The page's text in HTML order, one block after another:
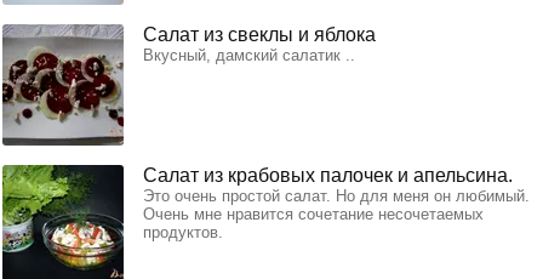
Салат из свеклы и яблока
Вкусный, дамский салатик ..
Салат из крабовых палочек и апельсина.
Это очень простой салат. Но для меня он любимый.
Очень мне нравится сочетание несочетаемых
продуктов.